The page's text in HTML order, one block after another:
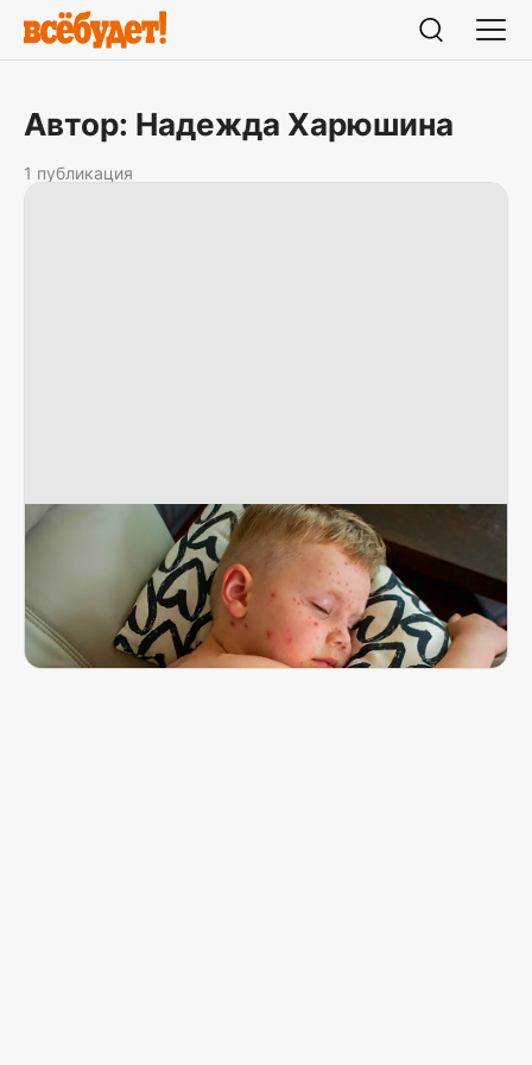
Автор: Надежда Харюшина
1 публикация
Корь возвращается?
Как защитить себя и своих детей от очень
заразной болезни
5 февраля 2023, 11:30